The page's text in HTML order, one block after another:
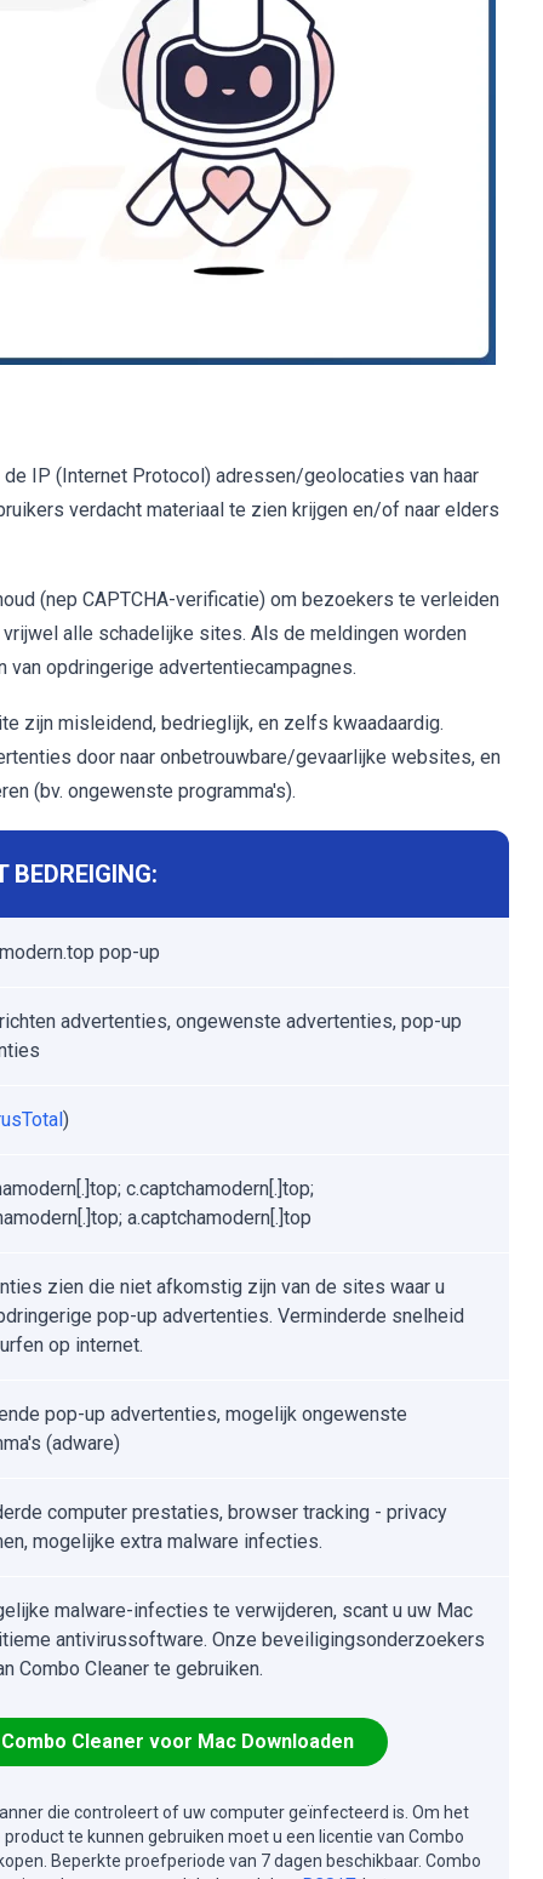
IP (Internet Protocol) adressen/geolocaties van haar
verdacht materiaal te zien krijgen en/of naar elders
(nep CAPTCHA-verificatie) om bezoekers te verleiden
alle schadelijke sites. Als de meldingen worden
opdringerige advertentiecampagnes.
zijn misleidend, bedrieglijk, en zelfs kwaadaardig.
door naar onbetrouwbare/gevaarlijke websites, en
(bv. ongewenste programma's).
BEDREIGING:
pop-up
advertenties, ongewenste advertenties, pop-up
)
c.captchamodern[.]top;
a.captchamodern[.]top
zien die niet afkomstig zijn van de sites waar u
pop-up advertenties. Verminderde snelheid
op internet.
pop-up advertenties, mogelijk ongewenste
(adware)
computer prestaties, browser tracking - privacy
mogelijke extra malware infecties.
malware-infecties te verwijderen, scant u uw Mac
antivirussoftware. Onze beveiligingsonderzoekers
Combo Cleaner te gebruiken.
Combo Cleaner voor Mac Downloaden
die controleert of uw computer geïnfecteerd is. Om het
product te kunnen gebruiken moet u een licentie van Combo
Beperkte proefperiode van 7 dagen beschikbaar. Combo